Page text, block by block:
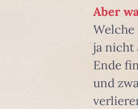
Aber
Welche
ja nicht
Ende
und